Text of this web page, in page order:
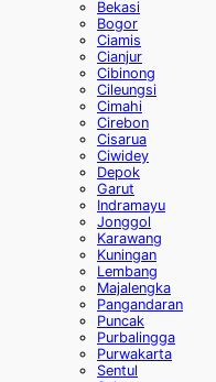
Bekasi
Bogor
Ciamis
Cianjur
Cibinong
Cileungsi
Cimahi
Cirebon
Cisarua
Ciwidey
Depok
Garut
Indramayu
Jonggol
Karawang
Kuningan
Lembang
Majalengka
Pangandaran
Puncak
Purbalingga
Purwakarta
Sentul